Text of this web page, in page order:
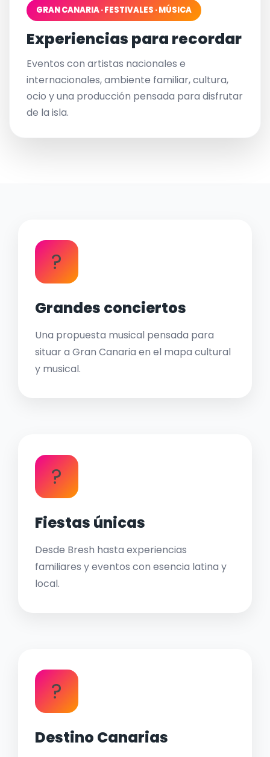
GRAN CANARIA · FESTIVALES · MÚSICA
Experiencias para recordar
Eventos con artistas nacionales e
internacionales, ambiente familiar, cultura,
ocio y una producción pensada para disfrutar
de la isla.
?
Grandes conciertos
Una propuesta musical pensada para
situar a Gran Canaria en el mapa cultural
y musical.
?
Fiestas únicas
Desde Bresh hasta experiencias
familiares y eventos con esencia latina y
local.
?
Destino Canarias